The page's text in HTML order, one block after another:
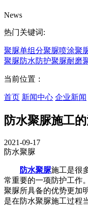
News
热门关键词:
聚脲单组分聚脲喷涂聚
聚脲防水防护聚脲耐磨
当前位置：
首页 新闻中心 企业新闻
防水聚脲施工
2021-09-17
防水聚脲
防水聚脲施工是很
常重要的一项防护工作
聚脲所具备的优势更加
是在防水聚脲施工过程